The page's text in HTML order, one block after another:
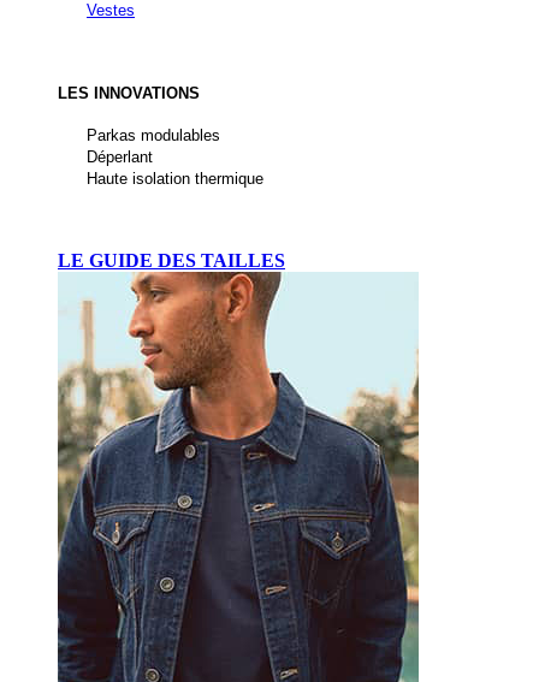
Vestes
LES INNOVATIONS
Parkas modulables
Déperlant
Haute isolation thermique
LE GUIDE DES TAILLES